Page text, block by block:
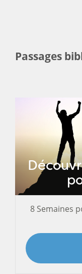
Passages
8 Semaines